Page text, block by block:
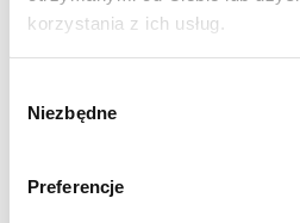
korzystania z ich usług.
zgody
Niezbędne
Preferencje